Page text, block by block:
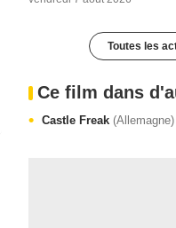
Toutes les
Ce film dans
Castle Freak (Allemagne)